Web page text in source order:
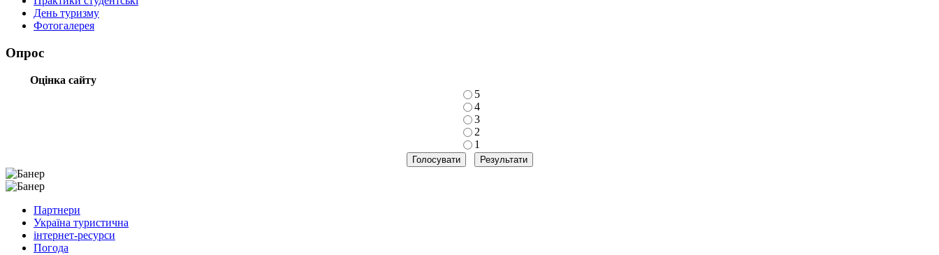
День туризму
Фотогалерея
Опрос
Оцінка сайту
5
4
3
2
1
Партнери
Україна туристична
інтернет-ресурси
Погода